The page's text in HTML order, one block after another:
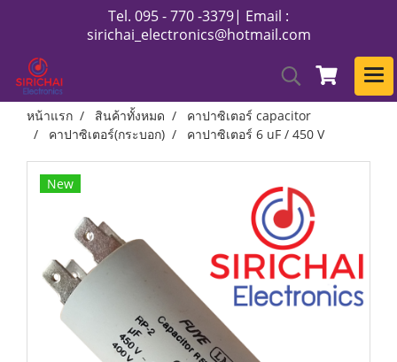
Tel. 095 - 770 -3379| Email :
sirichai_electronics@hotmail.com
หน้าแรก สินค้าทั้งหมด
คาปาซิเตอร์ capacitor
คาปาซิเตอร์(กระบอก)
คาปาซิเตอร์ 6 uF / 450 V
New